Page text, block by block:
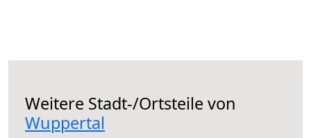
Weitere Stadt-/Ortsteile von
Wuppertal